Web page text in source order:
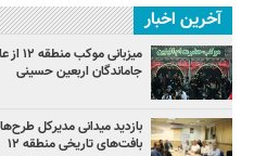
آخرین اخبار
جاماندگان اربعین حسینی
بازدید میدانی مدیرکل
بافت‌های تاریخی منطقه ۱۲